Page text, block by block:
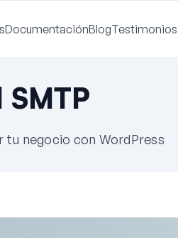
DocumentaciónBlogTestimonios
tu negocio con WordPress